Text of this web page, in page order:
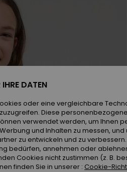
IHRE DATEN
oder eine vergleichbare
Diese
verwendet werden, um Ihnen
und Inhalten zu messen,
zu entwickeln und zu
bedürfen, annehmen oder
Cookies nicht zustimmen (z. B.
finden Sie in unserer : Cookie-